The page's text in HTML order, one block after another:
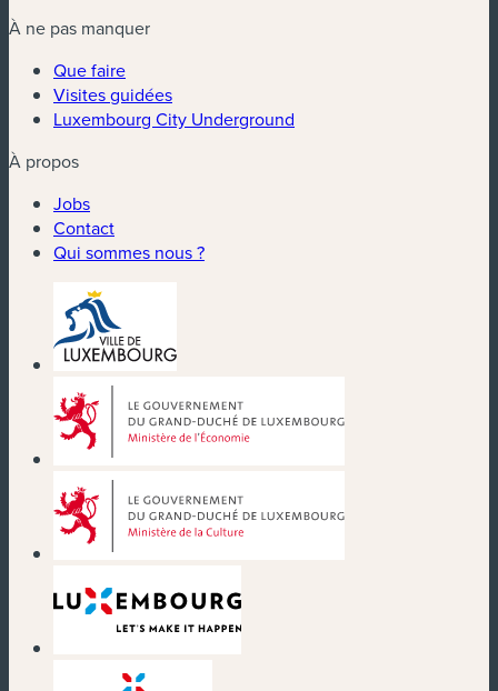
À ne pas manquer
Que faire
Visites guidées
Luxembourg City Underground
À propos
Jobs
Contact
Qui sommes nous ?